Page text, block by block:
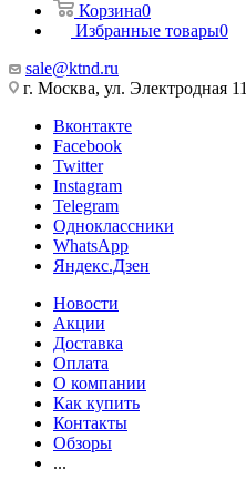
Корзина0
Избранные товары0
sale@ktnd.ru
г. Москва, ул. Электродная 11
Вконтакте
Facebook
Twitter
Instagram
Telegram
Одноклассники
WhatsApp
Яндекс.Дзен
Новости
Акции
Доставка
Оплата
О компании
Как купить
Контакты
Обзоры
...